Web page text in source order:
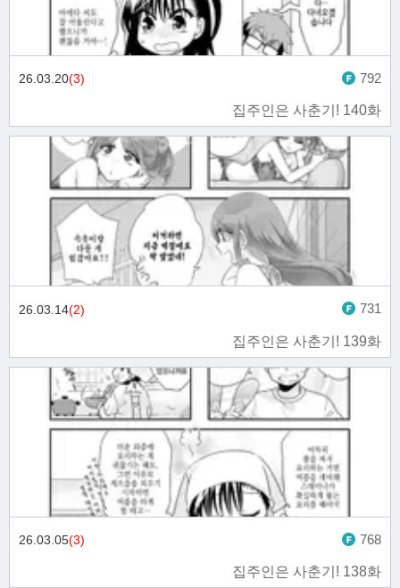
집주인은 사춘기! 140화
26.03.20(3) 792
집주인은 사춘기! 139화
26.03.14(2) 731
집주인은 사춘기! 138화
26.03.05(3) 768